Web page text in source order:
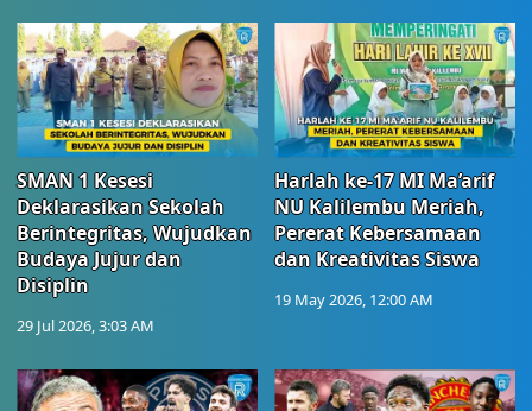
SMAN 1 Kesesi
Deklarasikan Sekolah
Berintegritas, Wujudkan
Budaya Jujur dan
Disiplin
29 Jul 2026, 3:03 AM
Harlah ke-17 MI Ma’arif
NU Kalilembu Meriah,
Pererat Kebersamaan
dan Kreativitas Siswa
19 May 2026, 12:00 AM